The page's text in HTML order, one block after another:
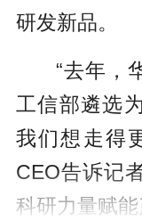
研发新品。
“去年，
工信部遴选
我们想走得
CEO告诉记
科研力量赋能